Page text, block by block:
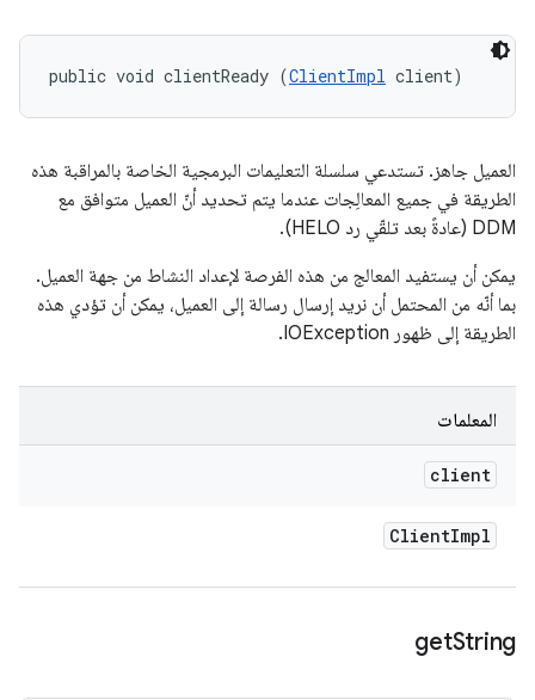
public void clientReady (ClientImpl client)
العميل جاهز. تستدعي سلسلة التعليمات البرمجية الخاصة بالمراقبة هذه
الطريقة في جميع المعالِجات عندما يتم تحديد أنّ العميل متوافق مع
DDM (عادةً بعد تلقّي رد HELO).
يمكن أن يستفيد المعالج من هذه الفرصة لإعداد النشاط من جهة العميل.
بما أنّه من المحتمل أن نريد إرسال رسالة إلى العميل، يمكن أن تؤدي هذه
الطريقة إلى ظهور IOException.
المعلمات
client
ClientImpl
getString